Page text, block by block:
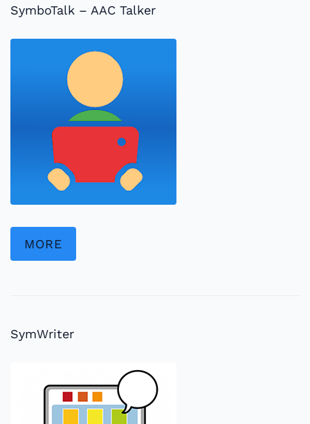
SymboTalk – AAC Talker
MORE
SymWriter